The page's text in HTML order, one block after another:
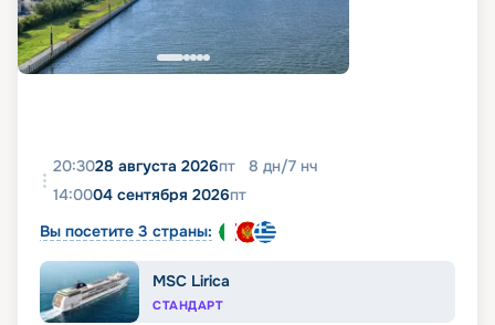
20:3028 августа 2026пт 8 дн/7 нч
14:0004 сентября 2026пт
Вы посетите 3 страны:
MSC Lirica
СТАНДАРТ